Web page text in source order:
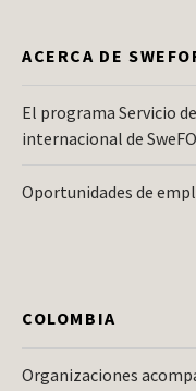
ACERCA DE
El programa Servicio
internacional de
Oportunidades de
COLOMBIA
Organizaciones